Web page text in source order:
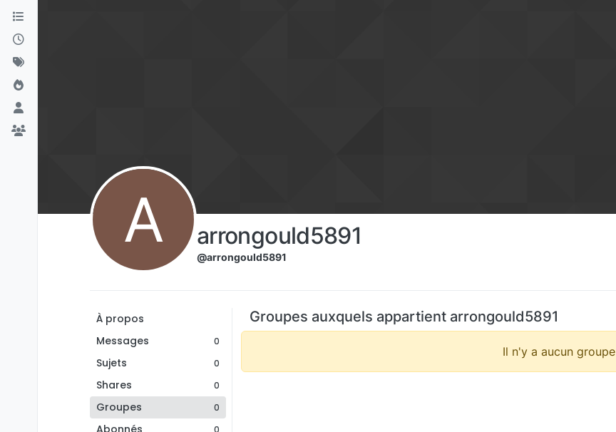
Aller directement au contenu
A arrongould5891
@arrongould5891
À propos
Messages
0
Sujets 0
Shares 0
Groupes 0
Abonnés 0
Groupes auxquels appartient arrongould5891
Il n'y a aucun groupe